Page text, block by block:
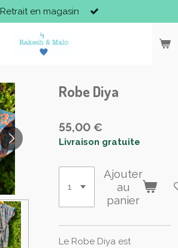
Retrait en magasin
Robe Diya
55,00 €
Livraison gratuite
Ajouter
au
panier
Le Robe Diya est